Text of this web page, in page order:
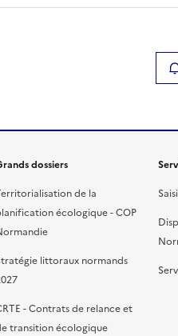
la page dans le presse-
dossiers
de la
écologique - COP
littoraux normands
- Contrats de relance et
transition écologique